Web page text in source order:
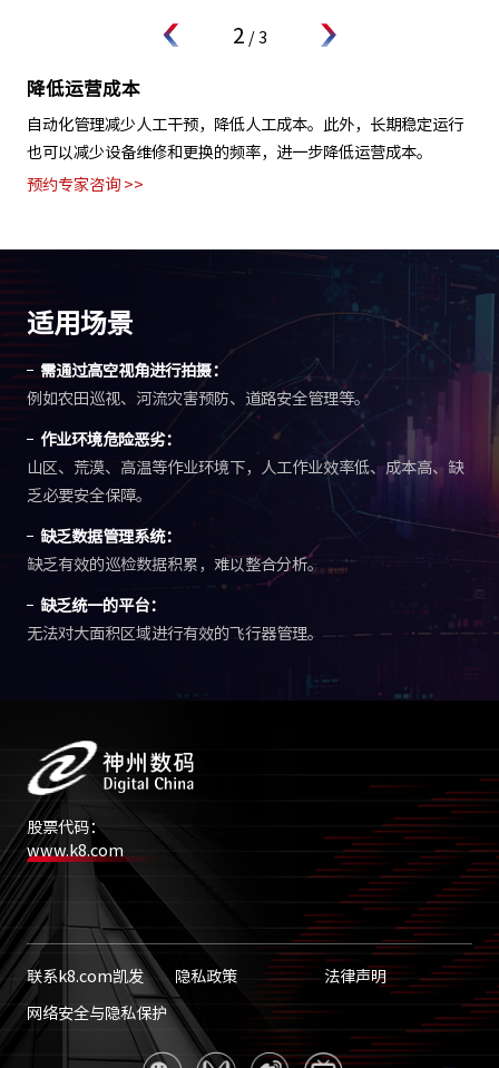
2 / 3
降低运营成本
自动化管理减少人工干预，降低人工成本。此外，长期稳定运行
也可以减少设备维修和更换的频率，进一步降低运营成本。
预约专家咨询 >>
适用场景
需通过高空视角进行拍摄：
例如农田巡视、河流灾害预防、道路安全管理等。
作业环境危险恶劣：
山区、荒漠、高温等作业环境下，人工作业效率低、成本高、缺
乏必要安全保障。
缺乏数据管理系统：
缺乏有效的巡检数据积累，难以整合分析。
缺乏统一的平台：
无法对大面积区域进行有效的飞行器管理。
股票代码：
www.k8.com
联系k8.com凯发 隐私政策 法律声明
网络安全与隐私保护